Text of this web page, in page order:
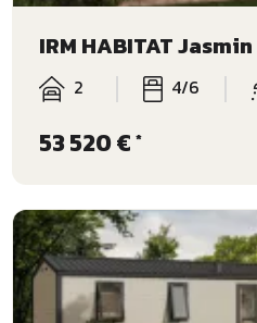
IRM HABITAT Jasmin
2 4/6
53 520 € *